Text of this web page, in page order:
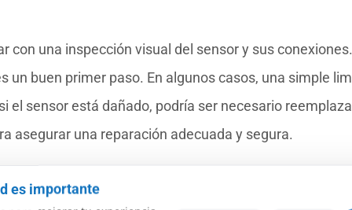
con una inspección visual del sensor y sus conexiones.
un buen primer paso. En algunos casos, una simple
el sensor está dañado, podría ser necesario
asegurar una reparación adecuada y segura.
su eficiencia y evitar gastos innecesarios.
es importante